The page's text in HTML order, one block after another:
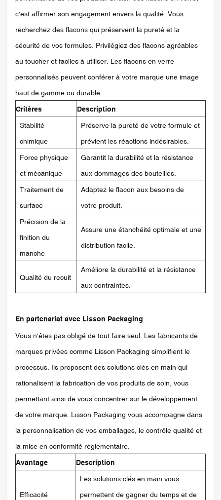
c'est affirmer son engagement envers la qualité. Vous
recherchez des flacons qui préservent la pureté et la
sécurité de vos formules. Privilégiez des flacons agréables
au toucher et faciles à utiliser. Les flacons en verre
personnalisés peuvent conférer à votre marque une image
haut de gamme ou durable.
Critères Description
Stabilité
chimique
Préserve la pureté de votre formule et
prévient les réactions indésirables.
Force physique
et mécanique
Garantit la durabilité et la résistance
aux dommages des bouteilles.
Traitement de
surface
Adaptez le flacon aux besoins de
votre produit.
Précision de la
finition du
manche
Assure une étanchéité optimale et une
distribution facile.
Qualité du recuit
Améliore la durabilité et la résistance
aux contraintes.
En partenariat avec Lisson Packaging
Vous n'êtes pas obligé de tout faire seul. Les fabricants de
marques privées comme Lisson Packaging simplifient le
processus. Ils proposent des solutions clés en main qui
rationalisent la fabrication de vos produits de soin, vous
permettant ainsi de vous concentrer sur le développement
de votre marque. Lisson Packaging vous accompagne dans
la personnalisation de vos emballages, le contrôle qualité et
la mise en conformité réglementaire.
Avantage Description
Efficacité
Les solutions clés en main vous
permettent de gagner du temps et de